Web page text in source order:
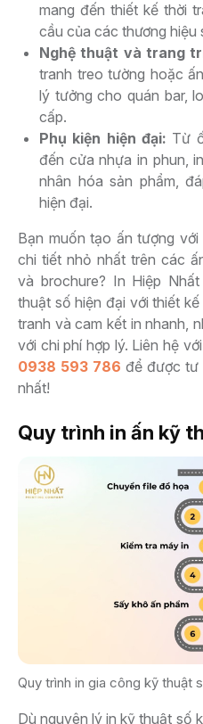
mang đến thiết kế thời
cầu của các thương hiệu
Nghệ thuật và trang
tranh treo tường hoặc
lý tưởng cho quán bar,
cấp.
Phụ kiện hiện đại: Từ
đến cửa nhựa in phun,
nhân hóa sản phẩm,
hiện đại.
Bạn muốn tạo ấn tượng
chi tiết nhỏ nhất trên các
và brochure? In Hiệp
thuật số hiện đại với thiết
tranh và cam kết in nhanh,
với chi phí hợp lý. Liên hệ
0938 593 786 để được tư
nhất!
Quy trình in ấn kỹ
Quy trình in gia công kỹ thuật
Dù nguyên lý in kỹ thuật số